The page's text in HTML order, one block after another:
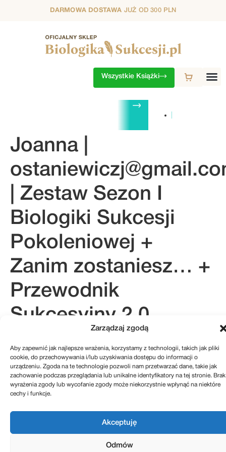
Zarządzaj zgodą
Aby zapewnić jak najlepsze wrażenia, korzystamy z technologii, takich jak pliki
cookie, do przechowywania i/lub uzyskiwania dostępu do informacji o
urządzeniu. Zgoda na te technologie pozwoli nam przetwarzać dane, takie jak
zachowanie podczas przeglądania lub unikalne identyfikatory na tej stronie. Brak
wyrażenia zgody lub wycofanie zgody może niekorzystnie wpłynąć na niektóre
cechy i funkcje.
Akceptuję
Odmów
DARMOWA DOSTAWA JUŻ OD 300 PLN
Wszystkie Książki
4. SEZON
Joanna |
| Zestaw Sezon I
Biologiki Sukcesji
Pokoleniowej +
Zanim zostaniesz… +
Przewodnik
Sukcesyjny 2.0.
kontakt@sukcesje.pl
REGULAMIN SKLEPU
POLITYKA PRYWATNOŚCI
ZWROTY I REKLAMACJE
POLITYKA PLIKÓW COOKIES (EU)